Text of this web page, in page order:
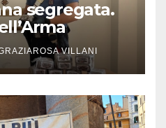
segregata.
VILLANI